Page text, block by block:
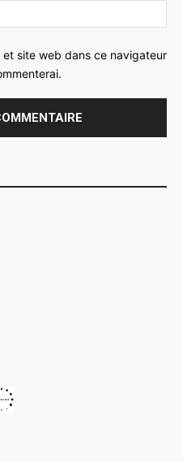
:
et site web dans ce navigateur